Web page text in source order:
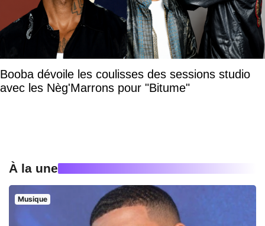
Booba dévoile les coulisses des sessions studio
avec les Nèg'Marrons pour "Bitume"
À la une
Musique